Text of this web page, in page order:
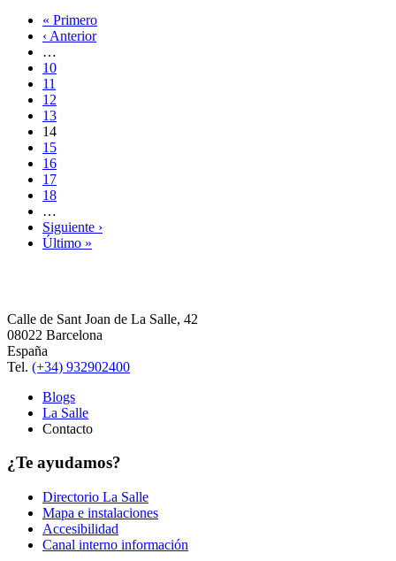
« Primero
‹ Anterior
…
10
11
12
13
14
15
16
17
18
…
Siguiente ›
Último »
Calle de Sant Joan de La Salle, 42
08022 Barcelona
España
Tel. (+34) 932902400
Blogs
La Salle
Contacto
¿Te ayudamos?
Directorio La Salle
Mapa e instalaciones
Accesibilidad
Canal interno información